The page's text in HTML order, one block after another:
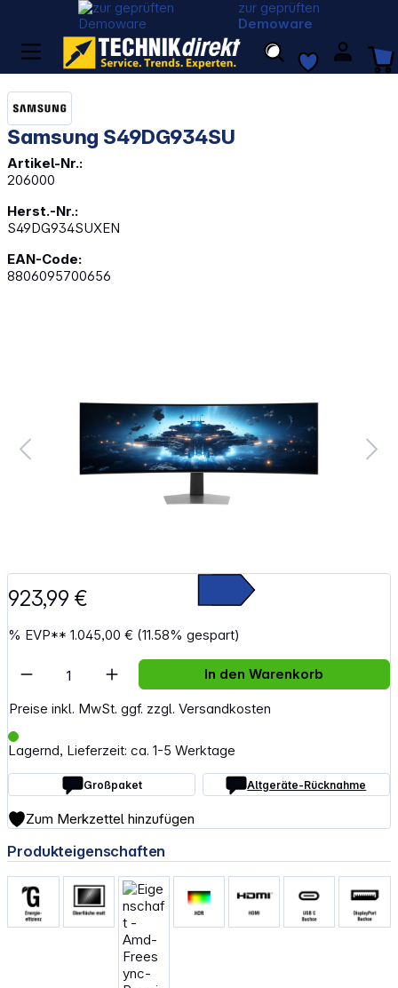
zur geprüften
Demoware
Samsung S49DG934SU
Artikel-Nr.:
206000
Herst.-Nr.:
S49DG934SUXEN
EAN-Code:
8806095700656
923,99 €
% EVP**1.045,00 € (11.58% gespart)
Preise inkl. MwSt. ggf. zzgl. Versandkosten
Lagernd, Lieferzeit: ca. 1-5 Werktage
Großpaket Altgeräte-Rücknahme
Artikel Anzahl: Gib den gewünschten
In den Warenkorb
Zum Merkzettel hinzufügen
Produkteigenschaften